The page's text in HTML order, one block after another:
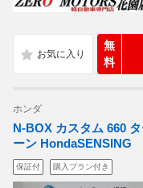
無
料
ホンダ
N-BOX カスタム 660
ーン
保証付 購入プラン付き